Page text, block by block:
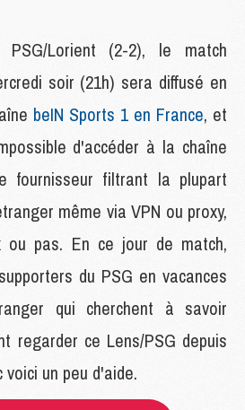
Lorient (2-2), le match
soir (21h) sera diffusé en
beIN Sports 1 en France, et
d'accéder à la chaîne
fournisseur filtrant la plupart
même via VPN ou proxy,
ou pas. En ce jour de match,
du PSG en vacances
qui cherchent à savoir
regarder ce Lens/PSG depuis
un peu d'aide.